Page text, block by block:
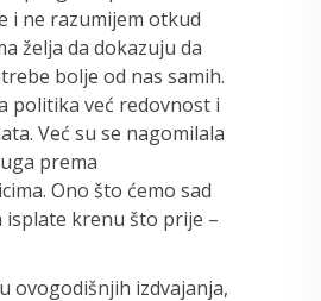
i ne razumijem otkud
želja da dokazuju da
bolje od nas samih.
politika već redovnost i
Već su se nagomilala
prema
Ono što ćemo sad
isplate krenu što prije –
ovogodišnjih izdvajanja,